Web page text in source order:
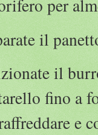
per
il
il
fino a
e